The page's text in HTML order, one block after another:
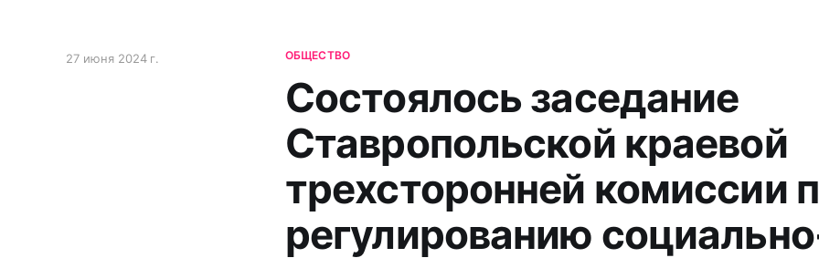
ОБЩЕСТВО
Состоялось заседание
Ставропольской краевой
трехсторонней комиссии
регулированию
27 июня 2024 г.